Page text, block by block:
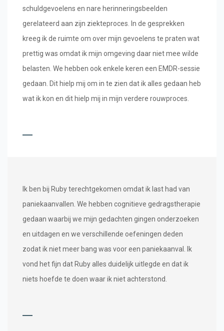
schuldgevoelens en nare herinneringsbeelden
gerelateerd aan zijn ziekteproces. In de gesprekken
kreeg ik de ruimte om over mijn gevoelens te praten wat
prettig was omdat ik mijn omgeving daar niet mee wilde
belasten. We hebben ook enkele keren een EMDR-sessie
gedaan. Dit hielp mij om in te zien dat ik alles gedaan heb
wat ik kon en dit hielp mij in mijn verdere rouwproces.
Ik ben bij Ruby terechtgekomen omdat ik last had van
paniekaanvallen. We hebben cognitieve gedragstherapie
gedaan waarbij we mijn gedachten gingen onderzoeken
en uitdagen en we verschillende oefeningen deden
zodat ik niet meer bang was voor een paniekaanval. Ik
vond het fijn dat Ruby alles duidelijk uitlegde en dat ik
niets hoefde te doen waar ik niet achterstond.